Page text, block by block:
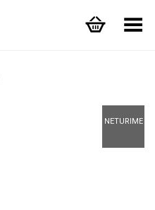
Toggle Menu
NETURIME